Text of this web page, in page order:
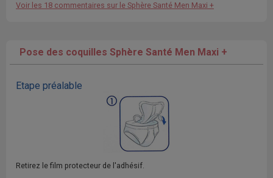
Voir les 18 commentaires sur le Sphère Santé Men Maxi +
Pose des coquilles Sphère Santé Men Maxi +
Etape préalable
Retirez le film protecteur de l'adhésif.